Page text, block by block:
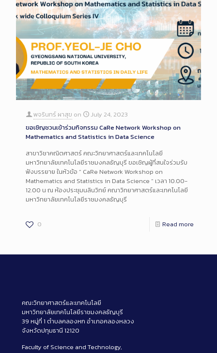
พจรินทร์ ผาสุข on
July 24, 2023
ขอเชิญชวนเข้าร่วมกิจกรรม CaRe Network Workshop on
Mathematics and Statistics in Data Science
สาขาวิชาคณิตศาสตร์ คณะวิทยาศาสตร์และเทคโนโลยี
มหาวิทยาลัยเทคโนโลยีราชมงคลธัญบุรี ขอเชิญผู้ที่สนใจร่วมรับ
ฟังบรรยาย ในหัวข้อ “ CaRe Network Workshop on
Mathematics and Statistics in Data Science “ เวลา 10.00-
12.00 น ณ ห้องประชุมนลินวิทย์ คณาวิทยาศาสตร์และเทคโนโลยี
มหาวิทยาลัยเทคโนโลยีราชมงคลธัญบุรี
0 Read more
คณะวิทยาศาสตร์และเทคโนโลยี
มหาวิทยาลัยเทคโนโลยีราชมงคลธัญบุรี
39 หมู่ที่ 1 ตำบลคลองหก อำเภอคลองหลวง
จังหวัดปทุมธานี 12120
Faculty of Science and Technology,